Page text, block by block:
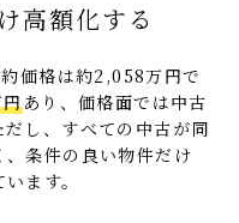
高額化する
価格は約2,058万円で
あり、価格面では中古
し、すべての中古が同
条件の良い物件だけ
ます。